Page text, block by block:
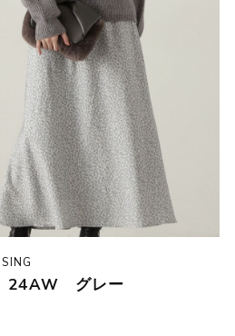
24AW グレー